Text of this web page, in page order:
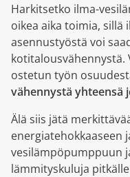
Harkitsetko ilma-
oikea aika toimia,
asennustyöstä voi
kotitalousvähennystä.
ostetun työn
vähennystä yhteensä
Älä siis jätä
energiatehokkaaseen
vesilämpöpumppuun
lämmityskuluja